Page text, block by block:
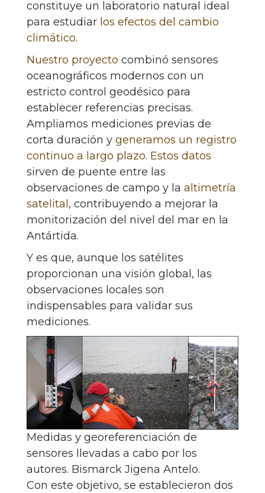
constituye un laboratorio natural ideal
para estudiar los efectos del cambio
climático.
Nuestro proyecto combinó sensores
oceanográficos modernos con un
estricto control geodésico para
establecer referencias precisas.
Ampliamos mediciones previas de
corta duración y generamos un registro
continuo a largo plazo. Estos datos
sirven de puente entre las
observaciones de campo y la altimetría
satelital , contribuyendo a mejorar la
monitorización del nivel del mar en la
Antártida.
Y es que, aunque los satélites
proporcionan una visión global, las
observaciones locales son
indispensables para validar sus
mediciones.
Medidas y georeferenciación de
sensores llevadas a cabo por los
autores. Bismarck Jigena Antelo.
Con este objetivo, se establecieron dos